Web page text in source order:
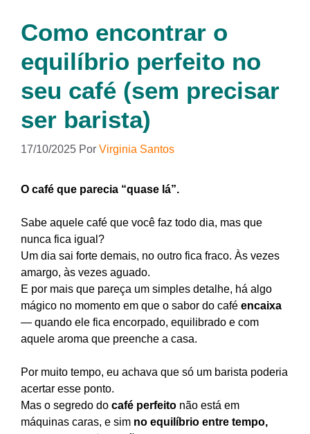
Como encontrar o
equilíbrio perfeito no
seu café (sem precisar
ser barista)
17/10/2025 Por Virginia Santos
O café que parecia “quase lá”.
Sabe aquele café que você faz todo dia, mas que
nunca fica igual?
Um dia sai forte demais, no outro fica fraco. Às vezes
amargo, às vezes aguado.
E por mais que pareça um simples detalhe, há algo
mágico no momento em que o sabor do café encaixa
— quando ele fica encorpado, equilibrado e com
aquele aroma que preenche a casa.
Por muito tempo, eu achava que só um barista poderia
acertar esse ponto.
Mas o segredo do café perfeito não está em
máquinas caras, e sim no equilíbrio entre tempo,